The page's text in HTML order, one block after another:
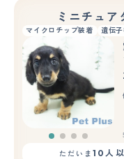
ミニチュ
マイクロチップ装着 遺伝
ただいま10人